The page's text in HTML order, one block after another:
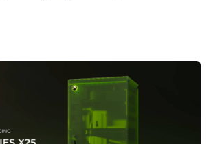
com versões confirmadas